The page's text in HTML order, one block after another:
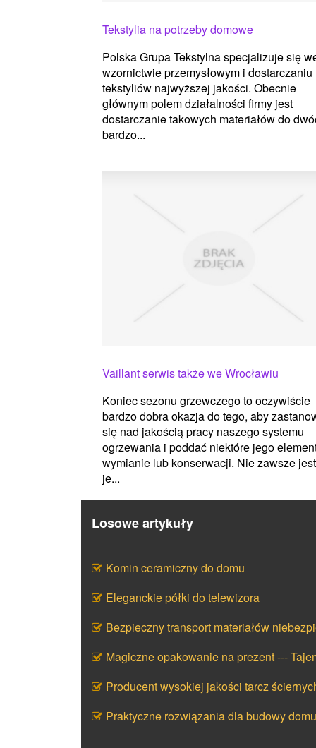
Tekstylia na potrzeby domowe
Polska Grupa Tekstylna specjalizuje się
wzornictwie przemysłowym i dostarczaniu
tekstyliów najwyższej jakości. Obecnie
głównym polem działalności firmy jest
dostarczanie takowych materiałów do
bardzo...
Vaillant serwis także we Wrocławiu
Koniec sezonu grzewczego to oczywiście
bardzo dobra okazja do tego, aby
się nad jakością pracy naszego systemu
ogrzewania i poddać niektóre jego
wymianie lub konserwacji. Nie zawsze
je...
Losowe artykuły
Komin ceramiczny do domu
Eleganckie półki do telewizora
Bezpieczny transport materiałów
Magiczne opakowanie na prezent ---
Producent wysokiej jakości tarcz
Praktyczne rozwiązania dla budowy domu